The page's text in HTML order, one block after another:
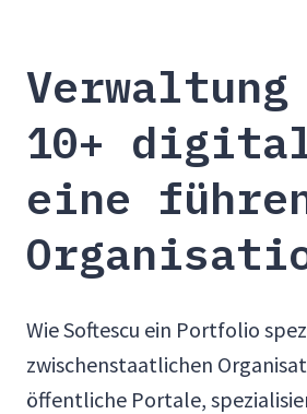
10+
eine
Wie Softescu ein Portfolio
zwischenstaatlichen
öffentliche Portale,